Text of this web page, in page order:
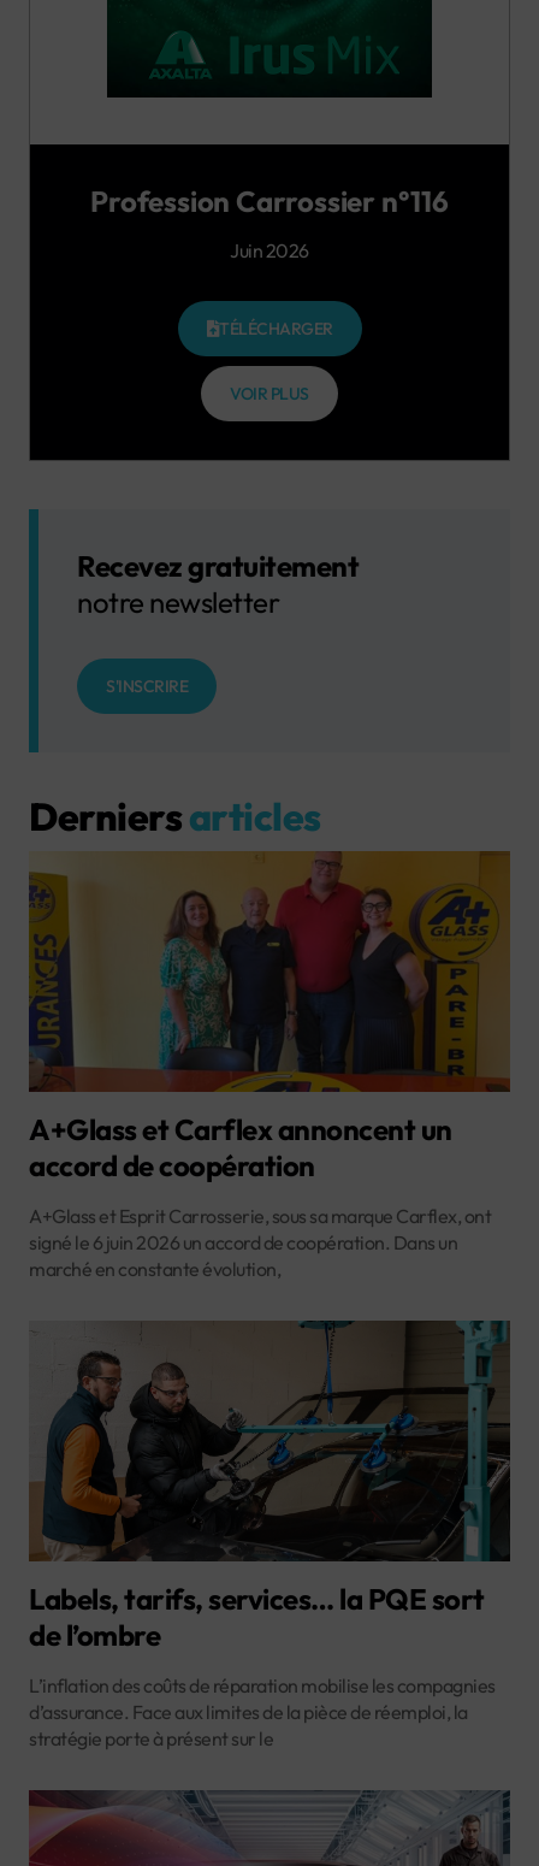
Profession Carrossier n°116
Juin 2026
TÉLÉCHARGER
VOIR PLUS
Recevez gratuitement
notre newsletter
S'INSCRIRE
Derniersarticles
A+Glass et Carflex annoncent un
accord de coopération
A+Glass et Esprit Carrosserie, sous sa marque Carflex, ont
signé le 6 juin 2026 un accord de coopération. Dans un
marché en constante évolution,
Labels, tarifs, services… la PQE sort
de l’ombre
L’inflation des coûts de réparation mobilise les compagnies
d’assurance. Face aux limites de la pièce de réemploi, la
stratégie porte à présent sur le